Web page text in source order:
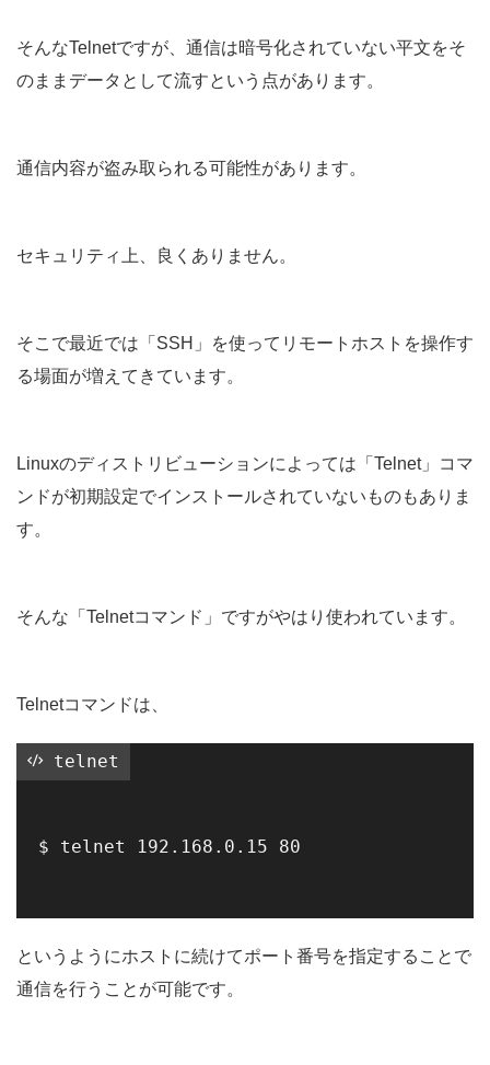
そんなTelnetですが、通信は暗号化されていない平文をそ
のままデータとして流すという点があります。
通信内容が盗み取られる可能性があります。
セキュリティ上、良くありません。
そこで最近では「SSH」を使ってリモートホストを操作す
る場面が増えてきています。
Linuxのディストリビューションによっては「Telnet」コマ
ンドが初期設定でインストールされていないものもありま
す。
そんな「Telnetコマンド」ですがやはり使われています。
Telnetコマンドは、
telnet
$ telnet 192.168.0.15 80
というようにホストに続けてポート番号を指定することで
通信を行うことが可能です。